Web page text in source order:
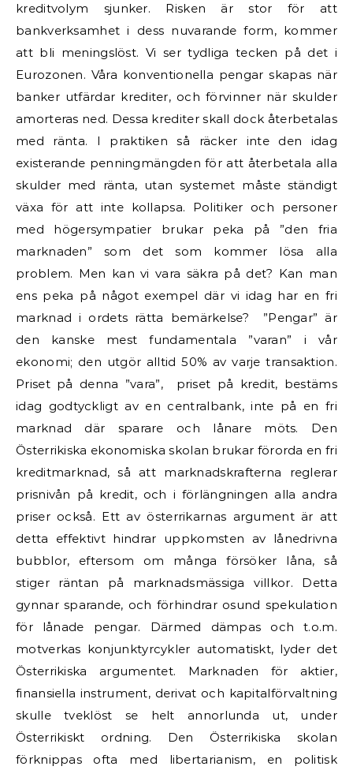
kreditvolym sjunker. Risken är stor för att
bankverksamhet i dess nuvarande form, kommer
att bli meningslöst. Vi ser tydliga tecken på det i
Eurozonen. Våra konventionella pengar skapas när
banker utfärdar krediter, och förvinner när skulder
amorteras ned. Dessa krediter skall dock återbetalas
med ränta. I praktiken så räcker inte den idag
existerande penningmängden för att återbetala alla
skulder med ränta, utan systemet måste ständigt
växa för att inte kollapsa. Politiker och personer
med högersympatier brukar peka på ”den fria
marknaden” som det som kommer lösa alla
problem. Men kan vi vara säkra på det? Kan man
ens peka på något exempel där vi idag har en fri
marknad i ordets rätta bemärkelse? ”Pengar” är
den kanske mest fundamentala ”varan” i vår
ekonomi; den utgör alltid 50% av varje transaktion.
Priset på denna ”vara”, priset på kredit, bestäms
idag godtyckligt av en centralbank, inte på en fri
marknad där sparare och lånare möts. Den
Österrikiska ekonomiska skolan brukar förorda en fri
kreditmarknad, så att marknadskrafterna reglerar
prisnivån på kredit, och i förlängningen alla andra
priser också. Ett av österrikarnas argument är att
detta effektivt hindrar uppkomsten av lånedrivna
bubblor, eftersom om många försöker låna, så
stiger räntan på marknadsmässiga villkor. Detta
gynnar sparande, och förhindrar osund spekulation
för lånade pengar. Därmed dämpas och t.o.m.
motverkas konjunktyrcykler automatiskt, lyder det
Österrikiska argumentet. Marknaden för aktier,
finansiella instrument, derivat och kapitalförvaltning
skulle tveklöst se helt annorlunda ut, under
Österrikiskt ordning. Den Österrikiska skolan
förknippas ofta med libertarianism, en politisk